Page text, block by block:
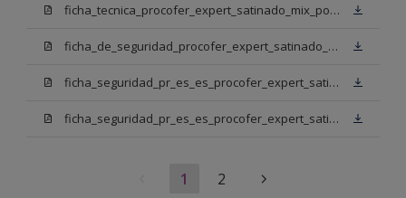
ficha_tecnica_procofer_expert_satinado_mix_portugues.pdf
ficha_de_seguridad_procofer_expert_satinado_mix_portugues.pdf
ficha_seguridad_pr_es_es_procofer_expert_satinado_mix_bm.pdf
ficha_seguridad_pr_es_es_procofer_expert_satinado_mix_bn.pdf
1 2